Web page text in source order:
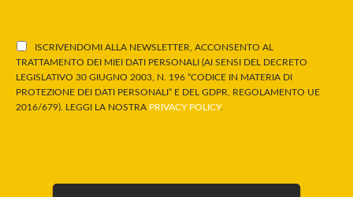
ISCRIVENDOMI ALLA NEWSLETTER, ACCONSENTO AL
TRATTAMENTO DEI MIEI DATI PERSONALI (AI SENSI DEL DECRETO
LEGISLATIVO 30 GIUGNO 2003, N. 196 “CODICE IN MATERIA DI
PROTEZIONE DEI DATI PERSONALI” E DEL GDPR, REGOLAMENTO UE
2016/679). LEGGI LA NOSTRA PRIVACY POLICY.